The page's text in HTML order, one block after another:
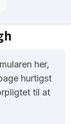
her,
hurtigst
til at